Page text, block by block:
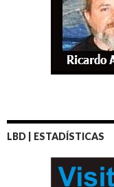
LBD | ESTADÍSTICAS